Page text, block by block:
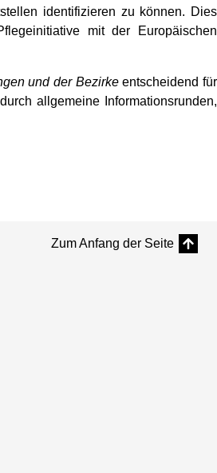
identifizieren zu können. Dies
mit der Europäischen
und der Bezirkeentscheidend für
allgemeine Informationsrunden,
Zum Anfang der Seite